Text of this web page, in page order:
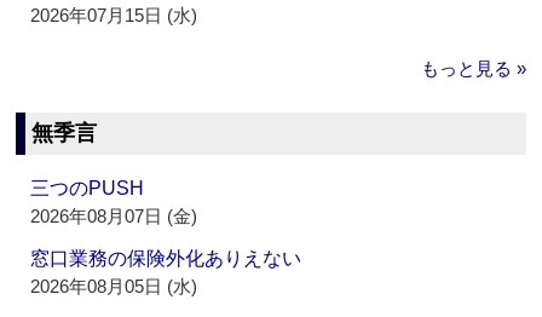
2026年07月15日 (水)
もっと見る »
無季言
三つのPUSH
2026年08月07日 (金)
窓口業務の保険外化ありえない
2026年08月05日 (水)